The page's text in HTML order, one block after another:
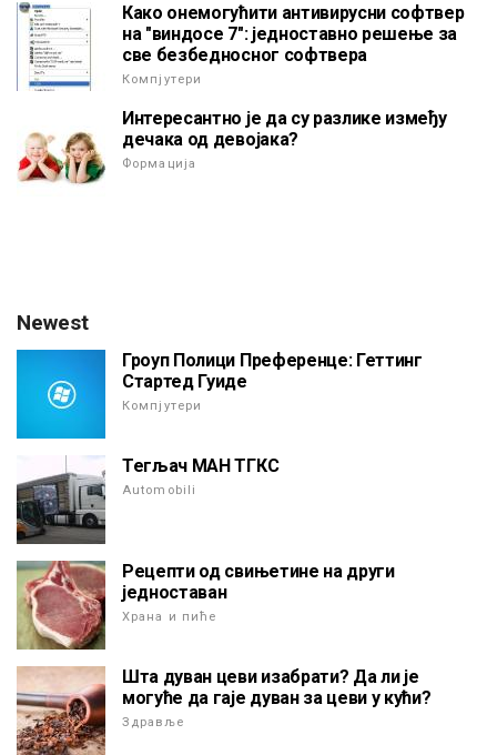
Како онемогућити антивирусни софтвер
на "виндосе 7": једноставно решење за
све безбедносног софтвера
Компјутери
Интересантно је да су разлике између
дечака од девојака?
Формација
Newest
Гроуп Полици Преференце: Геттинг
Стартед Гуиде
Компјутери
Тегљач МАН ТГКС
Automobili
Рецепти од свињетине на други
једноставан
Храна и пиће
Шта дуван цеви изабрати? Да ли је
могуће да гаје дуван за цеви у кући?
Здравље